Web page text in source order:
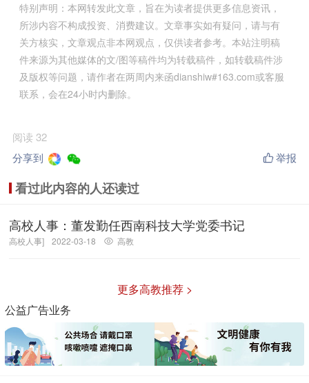
特别声明：本网转发此文章，旨在为读者提供更多信息资讯，
所涉内容不构成投资、消费建议。文章事实如有疑问，请与有
关方核实，文章观点非本网观点，仅供读者参考。本站注明稿
件来源为其他媒体的文/图等稿件均为转载稿件，如转载稿件涉
及版权等问题，请作者在两周内来函dianshiw#163.com或客服
联系，会在24小时内删除。
阅读 32
分享到
举报
看过此内容的人还读过
高校人事：董发勤任西南科技大学党委书记
高校人事] 2022-03-18 高教
更多高教推荐 >
公益广告业务